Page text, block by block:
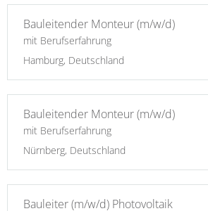
Bauleitender Monteur (m/w/d)
mit Berufserfahrung
Hamburg, Deutschland
Bauleitender Monteur (m/w/d)
mit Berufserfahrung
Nürnberg, Deutschland
Bauleiter (m/w/d) Photovoltaik